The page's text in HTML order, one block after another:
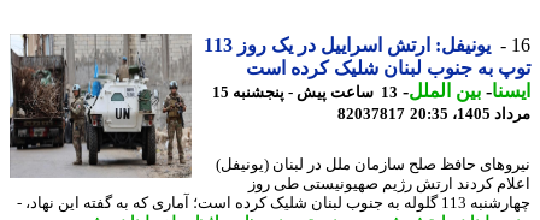
یونیفل: ارتش اسراییل در یک روز 113
به جنوب لبنان شلیک کرده است
-بین الملل-
13 ساعت پیش - پنجشنبه 15
20:35
82037817
حافظ صلح سازمان ملل در لبنان (یونیفل)
کردند ارتش رژیم صهیونیستی طی روز
لبنان شلیک کرده است؛ آماری که به گفته این نهاد، -